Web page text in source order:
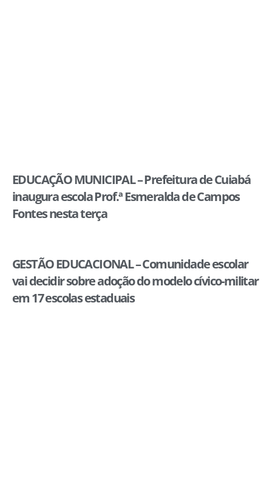
EDUCAÇÃO MUNICIPAL – Prefeitura de Cuiabá
inaugura escola Prof.ª Esmeralda de Campos
Fontes nesta terça
GESTÃO EDUCACIONAL – Comunidade escolar
vai decidir sobre adoção do modelo cívico-militar
em 17 escolas estaduais